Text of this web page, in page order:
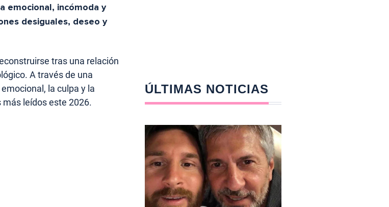
emocional, incómoda y
desiguales, deseo y
tras una relación
A través de una
la culpa y la
más leídos este 2026.
ÚLTIMAS NOTICIAS